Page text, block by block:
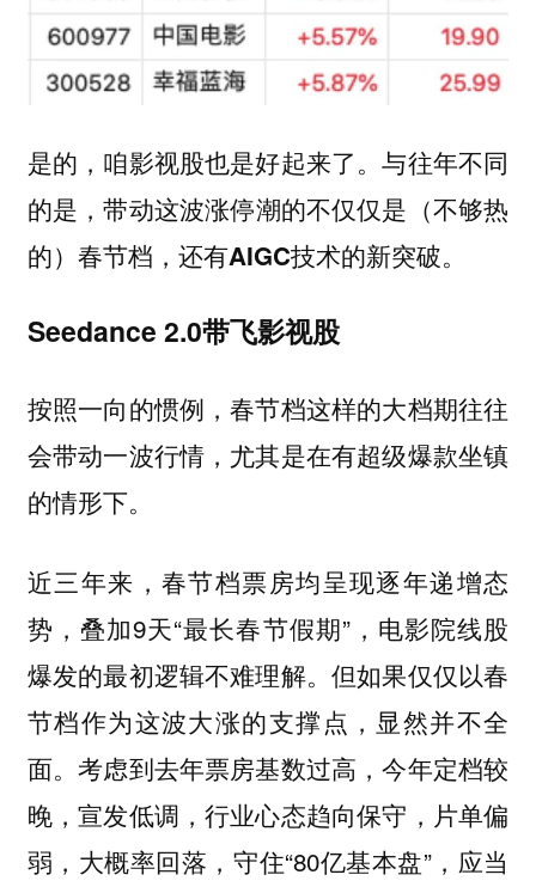
是的，咱影视股也是好起来了。与往年不同
的是，带动这波涨停潮的不仅仅是（不够热
的）春节档，还有AIGC技术的新突破。
Seedance 2.0带飞影视股
按照一向的惯例，春节档这样的大档期往往
会带动一波行情，尤其是在有超级爆款坐镇
的情形下。
近三年来，春节档票房均呈现逐年递增态
势，叠加9天“最长春节假期”，电影院线股
爆发的最初逻辑不难理解。但如果仅仅以春
节档作为这波大涨的支撑点，显然并不全
面。考虑到去年票房基数过高，今年定档较
晚，宣发低调，行业心态趋向保守，片单偏
弱，大概率回落，守住“80亿基本盘”，应当